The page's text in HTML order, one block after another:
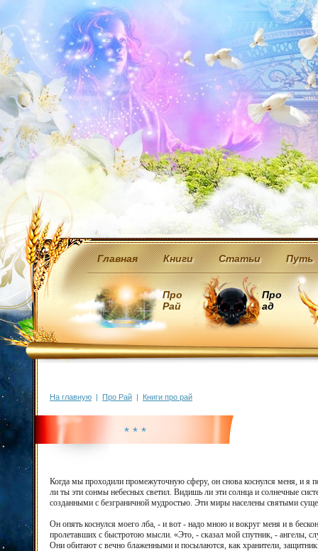
Главная Книги Статьи Путь
Про
Рай
Про
ад
На главную | Про Рай | Книги про рай
* * *
Когда мы проходили промежуточную сферу, он снова коснулся меня, и я
ли ты эти сонмы небесных светил. Видишь ли эти солнца и солнечные
созданными с безграничной мудростью. Эти миры населены святыми
Он опять коснулся моего лба, - и вот - надо мною и вокруг меня и в
пролетавших с быстротою мысли. «Это, - сказал мой спутник, - ангелы,
Они обитают с вечно блаженными и посылаются, как хранители,